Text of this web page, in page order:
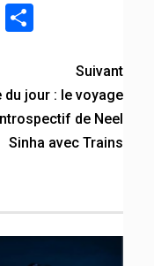
Copy
Suivant
du jour : le voyage
de Neel
Sinha avec Trains